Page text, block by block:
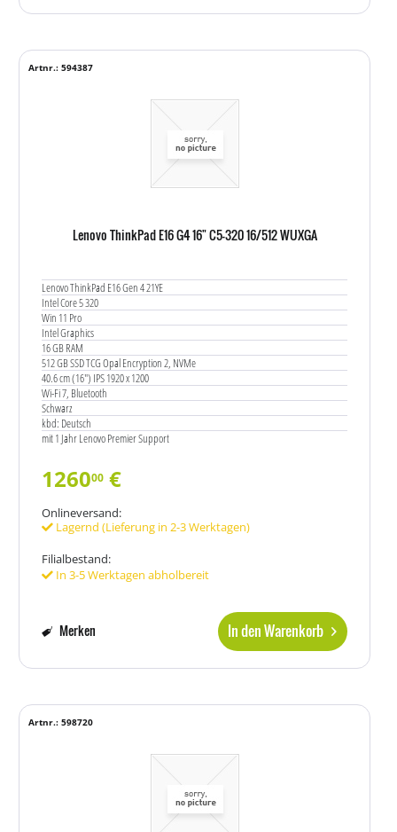
Lenovo ThinkPad E16 G4 16" C5-320 16/512 WUXGA
Lenovo ThinkPad E16 Gen 4 21YE
Intel Core 5 320
Win 11 Pro
Intel Graphics
16 GB RAM
512 GB SSD TCG Opal Encryption 2, NVMe
40.6 cm (16") IPS 1920 x 1200
Wi-Fi 7, Bluetooth
Schwarz
kbd: Deutsch
mit 1 Jahr Lenovo Premier Support
Artnr.: 594387
126000 €
Onlineversand:
Lagernd (Lieferung in 2-3 Werktagen)
Filialbestand:
In 3-5 Werktagen abholbereit
In den Warenkorb
Merken
Artnr.: 598720